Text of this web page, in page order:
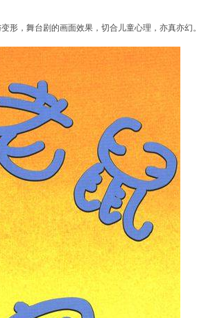
形，舞台剧的画面效果，切合儿童心理，亦真亦幻。